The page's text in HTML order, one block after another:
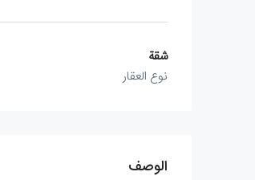
شقة
نوع العقار
الوصف